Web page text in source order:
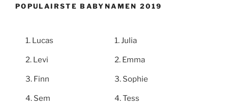
POPULAIRSTE BABYNAMEN 2019
Lucas
Levi
Finn
Sem
Julia
Emma
Sophie
Tess